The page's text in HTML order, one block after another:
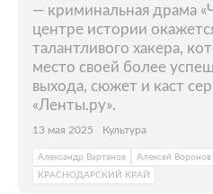
— криминальная драма
центре истории
талантливого хакера,
место своей более
выхода, сюжет и каст
«Ленты.ру».
13 мая 2025 Культура
Александр Вартанов Алексей Воронов
КРАСНОДАРСКИЙ КРАЙ